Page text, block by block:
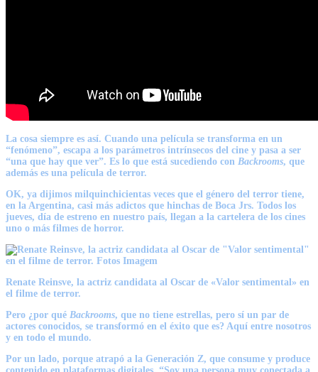
La cosa siempre es así. Cuando una película se transforma en un
“fenómeno”, escapa a los parámetros intrínsecos del cine y pasa a ser
“una que hay que ver”. Es lo que está sucediendo con Backrooms, que
además es una película de terror.
OK, ya dijimos milquinchicientas veces que el género del terror tiene,
en la Argentina, casi más adictos que hinchas de Boca Jrs. Todos los
jueves, día de estreno en nuestro país, llegan a la cartelera de los cines
uno o más filmes de horror.
Renate Reinsve, la actriz candidata al Oscar de «Valor sentimental» en
el filme de terror.
Pero ¿por qué Backrooms, que no tiene estrellas, pero sí un par de
actores conocidos, se transformó en el éxito que es? Aquí entre nosotros
y en todo el mundo.
Por un lado, porque atrapó a la Generación Z, que consume y produce